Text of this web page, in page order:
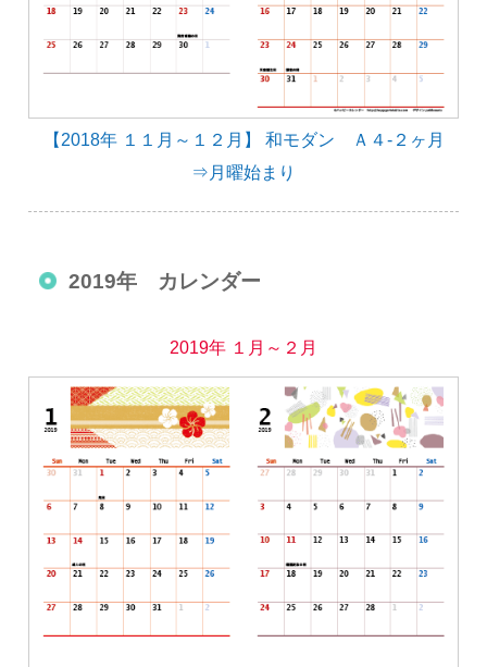
【2018年 １１月～１２月】 和モダン Ａ４-２ヶ月
⇒月曜始まり
2019年 カレンダー
2019年 １月～２月